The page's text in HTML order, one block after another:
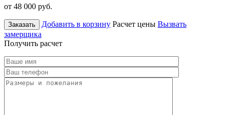
от 48 000 руб.
Заказать Добавить в корзину Расчет цены Вызвать
замерщика
Получить расчет